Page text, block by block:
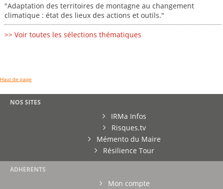
"Adaptation des territoires de montagne au changement
climatique : état des lieux des actions et outils."
>> Voir toutes les sélections thématiques
Haut de page
NOS SITES
IRMa Infos
Risques.tv
Mémento du Maire
Résilience Tour
ADHERENTS
Mon compte